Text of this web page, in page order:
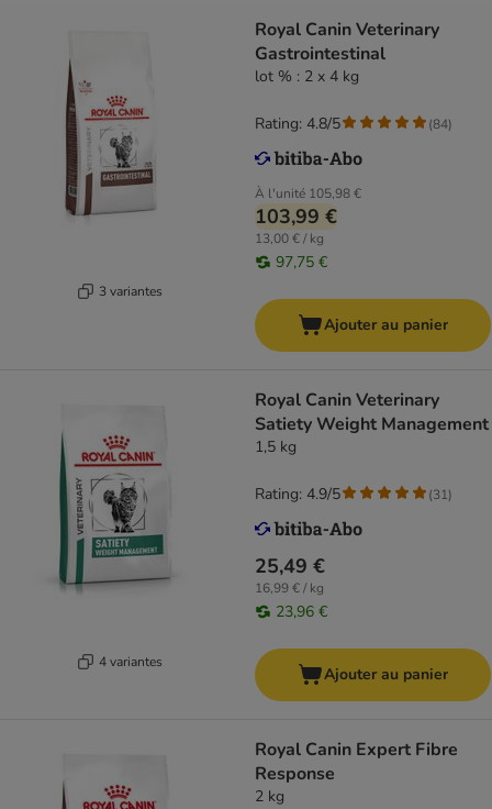
3 variantes
Royal Canin Veterinary
Gastrointestinal
lot % : 2 x 4 kg
À l'unité 105,98 €
103,99 €
13,00 € / kg
97,75 €
Rating: 4.8/5 (84)
Ajouter au panier
4 variantes
Royal Canin Veterinary
Satiety Weight Management
1,5 kg
25,49 €
16,99 € / kg
23,96 €
Rating: 4.9/5 (31)
Ajouter au panier
Royal Canin Expert Fibre
Response
2 kg